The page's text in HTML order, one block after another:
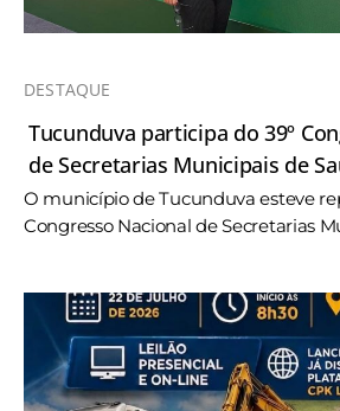
DESTAQUE
Tucunduva participa do 39º
de Secretarias Municipais de
O município de Tucunduva esteve
Congresso Nacional de Secretarias